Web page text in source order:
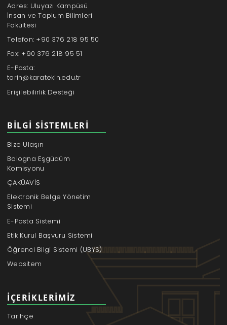
Adres: Uluyazı Kampüsü
İnsan ve Toplum Bilimleri
Fakültesi
Telefon: +90 376 218 95 50
Fax: +90 376 218 95 51
E-Posta:
tarih@karatekin.edu.tr
Erişilebilirlik Desteği
BILGI SISTEMLERI
Bize Ulaşın
Bologna Eşgüdüm
Komisyonu
ÇAKÜAVİS
Elektronik Belge Yönetim
Sistemi
E-Posta Sistemi
Etik Kurul Başvuru Sistemi
Öğrenci Bilgi Sistemi (UBYS)
Websitem
İÇERIKLERIMIZ
Tarihçe